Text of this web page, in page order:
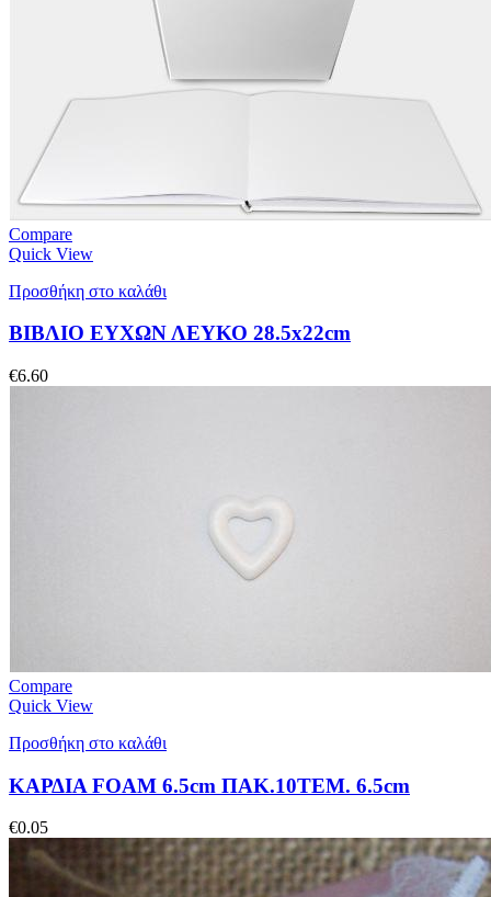
Compare
Quick View
Προσθήκη στο καλάθι
ΒΙΒΛΙΟ ΕΥΧΩΝ ΛΕΥΚΟ 28.5x22cm
€6.60
Compare
Quick View
Προσθήκη στο καλάθι
ΚΑΡΔΙΑ FOAM 6.5cm ΠΑΚ.10ΤΕΜ. 6.5cm
€0.05